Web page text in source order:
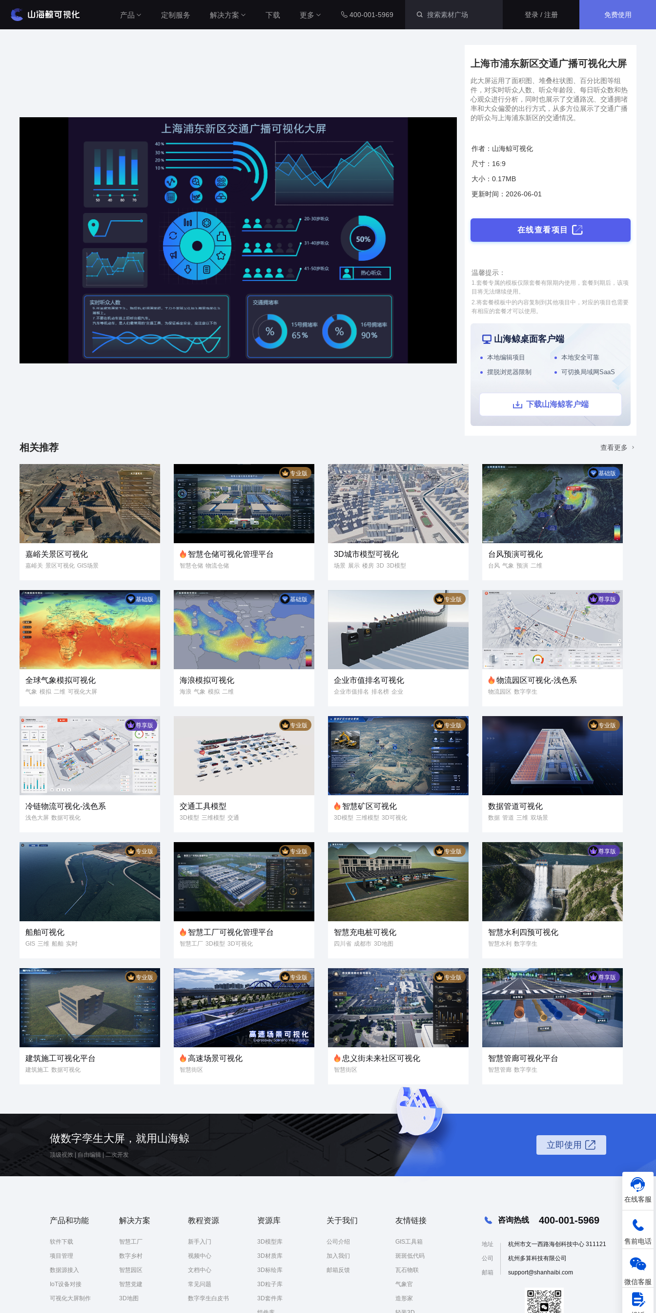
产品
查看价格
公有云（在线使用）
无需安装，随时随地打开即可使用
私有云（软件下载）
数据模型均在本地，安全可控
三维孪生
内置3D渲染引擎
二维孪生
内置地图展示组件
复用已有组件，降低项目成本
大小屏互动移动端
Blender插件
v0.2.0（适用于blender3.3及以上版本）
零代码轻松完成数据接入和数据处理
生态应用
GISBox
一站式三维 GIS 处理工具
完全免费的低代码平台
模型轻量化处理工具
定制服务 解决方案
工业与农业
党建等进行了统一管理，从而提
升了数据维度，实现了更加直
而能够全面提升社区管理水平本
系统通过数字孪生技术，整合社
区各个系统的数据源，将社区运
维数据、IoT设备数据与三维城
市空间数据相结合，对社区周围
建等进行了统一管理，从而提升
了数据维度，实现了更加直观、
更加精细化的社区管理，从而能
够全面提升社区管理水平。
大屏运用了指标卡、折线图、百
分比图等组件，展示了智慧医院
资源管理和安防的相关信息，最
终得出此智慧医院综合管理平
台。
本系统通过数字孪生技术，整合
工厂各个系统的数据源，将工厂
内部数据、IOT设备数据与工厂
三维空间数据相结合，对厂区、
厂房、生产线进行统一管理，提
升数据维度，实现更加直观、更
加精细化的工厂管理，全面提升
智慧医保解决方案
通过数字孪生技术， 将二维数据
与三维GIS空间数据相结合，不
仅可以全面接入现有医保的各项
科技风园区解决方案
园区产业、资产、基础设施、能
效、安防等领域的关键指标进行
综合监测分析，打造智慧园区管
理一张图，实现更加高效科学的
园区管理，全面提升园区管理水
平。
源，将校园运维数据、IOT设备
数据与三维校园空间数据相融
带来更先进、高效的管理方式。
智慧办公园区
此大屏运用了3d室外、折线图、
数据表格等组件展示了智慧办公
统计及车辆实时占用率进行分
目信息分析分析。最终得出此智
慧办公园区可视化。
社区各个系统的数据源，将社区
运维数据、IoT设备数据与三维
城市空间数据相结合，对社区周
围环境以及内部物业管理和社区
党建等进行了统一管理，从而提
观、更加精细化的社区管理，从
而能够全面提升社区管理水平。
下载 更多 400-001-5969 登录 / 注册 免费使用
在线客服
售前电话
微信客服
上海市浦东新区交通广播可视化大屏
此大屏运用了面积图、堆叠柱状图、百分比图等组
件，对实时听众人数、听众年龄段、每日听众数和热
心观众进行分析，同时也展示了交通路况、交通拥堵
率和大众偏爱的出行方式，从多方位展示了交通广播
的听众与上海浦东新区的交通情况。
作者：山海鲸可视化
尺寸：16:9
大小：0.17MB
更新时间：2026-06-01
在线查看项目
温馨提示：
1.套餐专属的模板仅限套餐有限期内使用，套餐到期后，该项
目将无法继续使用。
2.将套餐模板中的内容复制到其他项目中，对应的项目也需要
有相应的套餐才可以使用。
山海鲸桌面客户端
本地编辑项目
本地安全可靠
摆脱浏览器限制
可切换局域网SaaS
下载山海鲸客户端
相关推荐 查看更多
嘉峪关景区可视化
嘉峪关 景区可视化 GIS场景
数据可视化
专业版
智慧仓储可视化管理平台
智慧仓储 物流仓储
仓储可视化 物流可视化
智慧仓储可视化管理平台
可视化3D场景 3D可视化
数字孪生
可视化大屏
3D城市模型可视化
场景 展示 楼房 3D 3D模型
数字孪生 数据可视化 大屏
基础版
台风预演可视化
台风 气象 预演 二维
基础版
全球气象模拟可视化
气象 模拟 二维 可视化大屏
基础版
海浪模拟可视化
海浪 气象 模拟 二维
专业版
企业市值排名可视化
企业市值排名 排名榜 企业
三维模型 3D模型 3D可视化
尊享版
物流园区可视化-浅色系
物流园区 数字孪生
浅色大屏 3D可视化
尊享版
冷链物流可视化-浅色系
浅色大屏 数据可视化
3D可视化 数据大屏
专业版
交通工具模型
3D模型 三维模型 交通
专业版
智慧矿区可视化
3D模型 三维模型 3D可视化
智慧矿区 煤矿矿场
煤矿作业 煤场作业
施工现场
专业版
数据管道可视化
数据 管道 三维 双场景
专业版
船舶可视化
GIS 三维 船舶 实时
智慧港口 数字航运
专业版
智慧工厂可视化管理平台
智慧工厂 3D模型 3D可视化
智慧工业 3D工业设备
专业版
智慧充电桩可视化
四川省 成都市 3D地图
智慧能源 数据可视化
充电桩 场景 电网 可视化
3D模型 3D场景
尊享版
智慧水利四预可视化
智慧水利 数字孪生
3D模型 大坝 风险评估
智能水利设施控制 三维地图
专业版
建筑施工可视化平台
建筑施工 数据可视化
专业版
高速场景可视化
智慧街区
地铁
专业版
忠义街未来社区可视化
智慧街区
未来街区可视化
数字孪生
数据可视化 智慧城市
尊享版
智慧管廊可视化平台
智慧管廊 数字孪生
做数字孪生大屏，就用山海鲸
顶级视效 自由编辑 二次开发
立即使用
产品和功能
软件下载
项目管理
数据源接入
IoT设备对接
可视化大屏制作
解决方案
智慧工厂
数字乡村
智慧园区
智慧党建
3D地图
教程资源
新手入门
视频中心
文档中心
常见问题
数字孪生白皮书
资源库
3D模型库
3D材质库
3D标绘库
3D粒子库
3D套件库
关于我们
公司介绍
加入我们
邮箱反馈
友情链接
GIS工具箱
斑斑低代码
瓦石物联
气象官
造形家
咨询热线 400-001-5969
地址
公司
邮箱
杭州市文一西路海创科技中心 311121
杭州多算科技有限公司
support@shanhaibi.com